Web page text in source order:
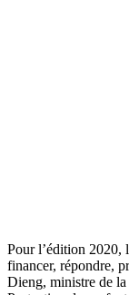
Pour l’édition 2020,
financer, répondre,
Dieng, ministre de